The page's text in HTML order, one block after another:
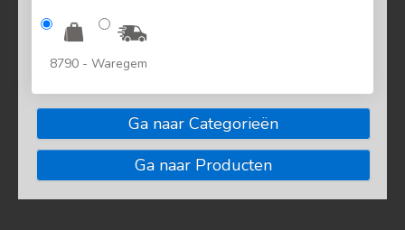
8790 - Waregem
Ga naar Categorieën
Ga naar Producten